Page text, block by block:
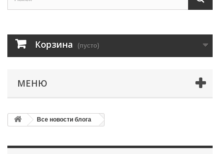
Корзина (пусто)
МЕНЮ
Все новости блога